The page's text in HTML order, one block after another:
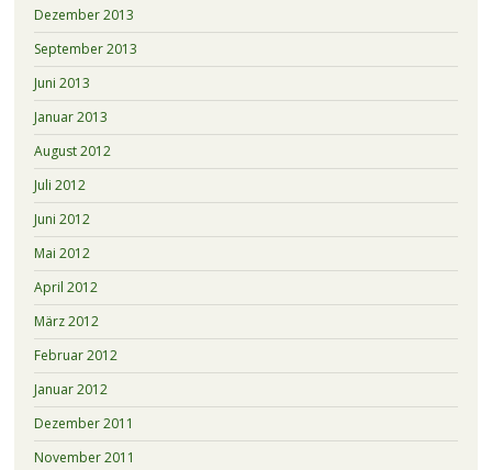
Dezember 2013
September 2013
Juni 2013
Januar 2013
August 2012
Juli 2012
Juni 2012
Mai 2012
April 2012
März 2012
Februar 2012
Januar 2012
Dezember 2011
November 2011